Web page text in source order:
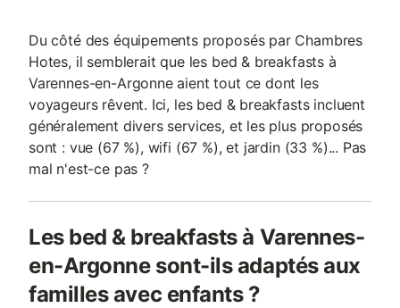
Du côté des équipements proposés par Chambres
Hotes, il semblerait que les bed & breakfasts à
Varennes-en-Argonne aient tout ce dont les
voyageurs rêvent. Ici, les bed & breakfasts incluent
généralement divers services, et les plus proposés
sont : vue (67 %), wifi (67 %), et jardin (33 %)... Pas
mal n'est-ce pas ?
Les bed & breakfasts à Varennes-
en-Argonne sont-ils adaptés aux
familles avec enfants ?